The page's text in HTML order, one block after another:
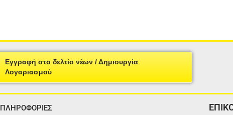
Εγγραφή στο δελτίο νέων / Δημιουργία
Λογαριασμού
ΠΛΗΡΟΦΟΡΙΕΣ